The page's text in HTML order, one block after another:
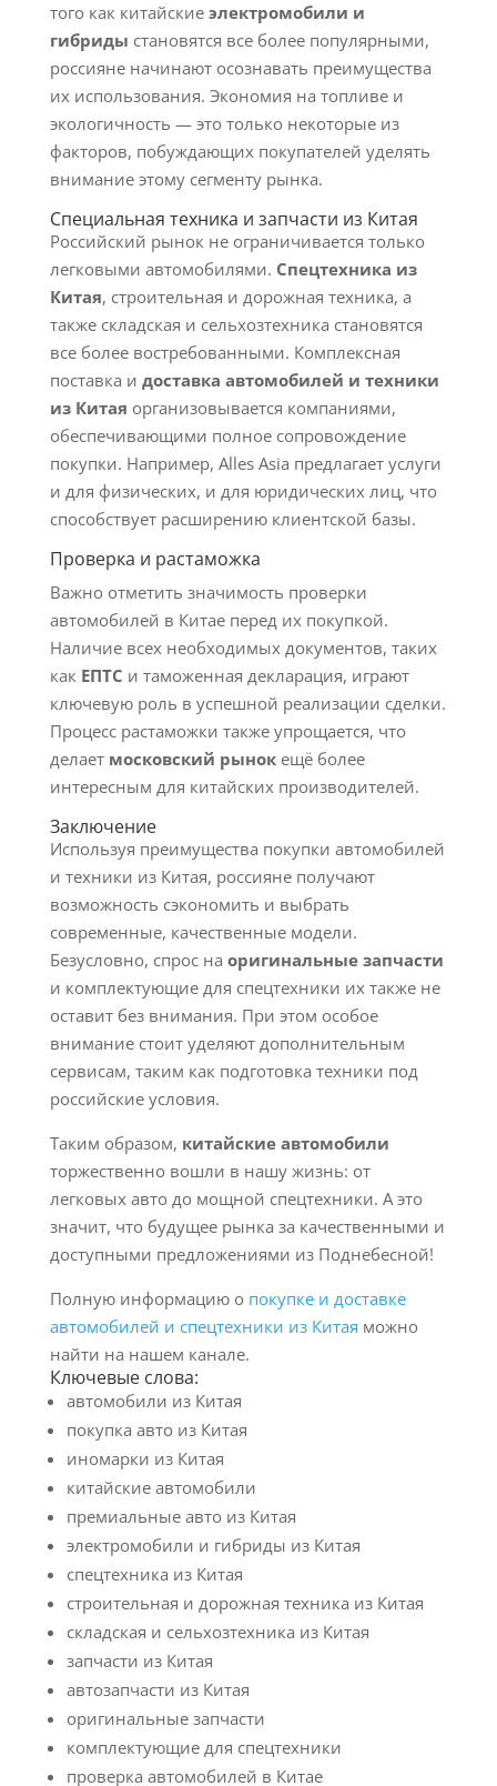
того как китайские электромобили и
гибриды становятся все более популярными,
россияне начинают осознавать преимущества
их использования. Экономия на топливе и
экологичность — это только некоторые из
факторов, побуждающих покупателей уделять
внимание этому сегменту рынка.
Специальная техника и запчасти из Китая
Российский рынок не ограничивается только
легковыми автомобилями. Спецтехника из
Китая, строительная и дорожная техника, а
также складская и сельхозтехника становятся
все более востребованными. Комплексная
поставка и доставка автомобилей и техники
из Китая организовывается компаниями,
обеспечивающими полное сопровождение
покупки. Например, Alles Asia предлагает услуги
и для физических, и для юридических лиц, что
способствует расширению клиентской базы.
Проверка и растаможка
Важно отметить значимость проверки
автомобилей в Китае перед их покупкой.
Наличие всех необходимых документов, таких
как ЕПТС и таможенная декларация, играют
ключевую роль в успешной реализации сделки.
Процесс растаможки также упрощается, что
делает московский рынокещё более
интересным для китайских производителей.
Заключение
Используя преимущества покупки автомобилей
и техники из Китая, россияне получают
возможность сэкономить и выбрать
современные, качественные модели.
Безусловно, спрос на оригинальные запчасти
и комплектующие для спецтехники их также не
оставит без внимания. При этом особое
внимание стоит уделяют дополнительным
сервисам, таким как подготовка техники под
российские условия.
Таким образом, китайские автомобили
торжественно вошли в нашу жизнь: от
легковых авто до мощной спецтехники. А это
значит, что будущее рынка за качественными и
доступными предложениями из Поднебесной!
Полную информацию о покупке и доставке
автомобилей и спецтехники из Китая можно
найти на нашем канале.
Ключевые слова:
автомобили из Китая
покупка авто из Китая
иномарки из Китая
китайские автомобили
премиальные авто из Китая
электромобили и гибриды из Китая
спецтехника из Китая
строительная и дорожная техника из Китая
складская и сельхозтехника из Китая
запчасти из Китая
автозапчасти из Китая
оригинальные запчасти
комплектующие для спецтехники
проверка автомобилей в Китае